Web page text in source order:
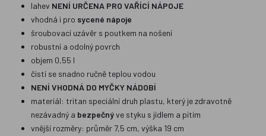
lahev NENÍ URČENA PRO VAŘÍCÍ NÁPOJE
vhodná i pro sycené nápoje
šroubovací uzávěr s poutkem na nošení
robustní a odolný povrch
objem 0,55 l
čistí se snadno ručně teplou vodou
NENÍ VHODNÁ DO MYČKY NÁDOBÍ
materiál: tritan speciální druh plastu, který je zdravotně
nezávadný a bezpečnýve styku s jídlem a pitím
vnější rozměry: průměr 7,5 cm, výška 19 cm